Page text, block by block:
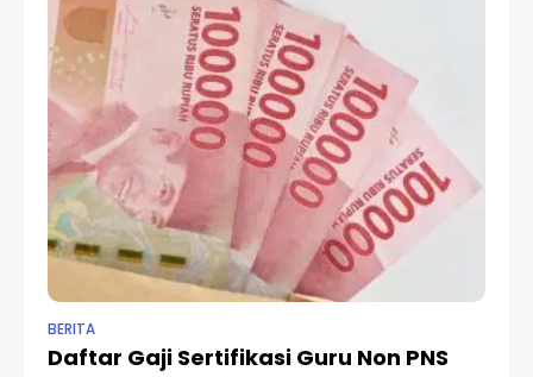
BERITA
Daftar Gaji Sertifikasi Guru Non PNS